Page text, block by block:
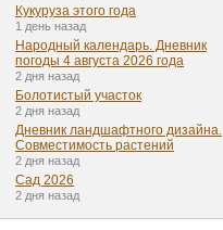
Кукуруза этого года
1 день назад
Народный календарь. Дневник
погоды 4 августа 2026 года
2 дня назад
Болотистый участок
2 дня назад
Дневник ландшафтного дизайна.
Совместимость растений
2 дня назад
Сад 2026
2 дня назад